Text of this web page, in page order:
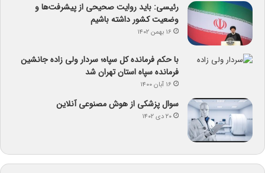
رئیسی: باید روایت صحیحی از پیشرفت‌ها و
وضعیت کشور داشته باشیم
۱۶ بهمن ۱۴۰۲
با حکم فرمانده کل سپاه؛ سردار ولی زاده جانشین
فرمانده سپاه استان تهران شد
۱۶ آبان ۱۴۰۰
سوال پزشکی از هوش مصنوعی آنلاین
۲۰ دی ۱۴۰۲